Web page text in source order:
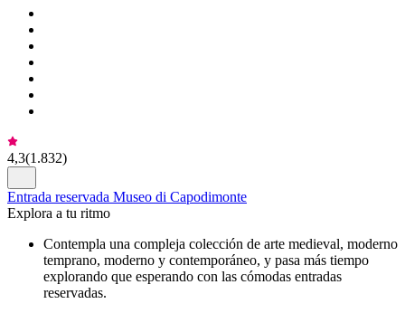
4,3(1.832)
Entrada reservada Museo di Capodimonte
Explora a tu ritmo
Contempla una compleja colección de arte medieval, moderno
temprano, moderno y contemporáneo, y pasa más tiempo
explorando que esperando con las cómodas entradas
reservadas.